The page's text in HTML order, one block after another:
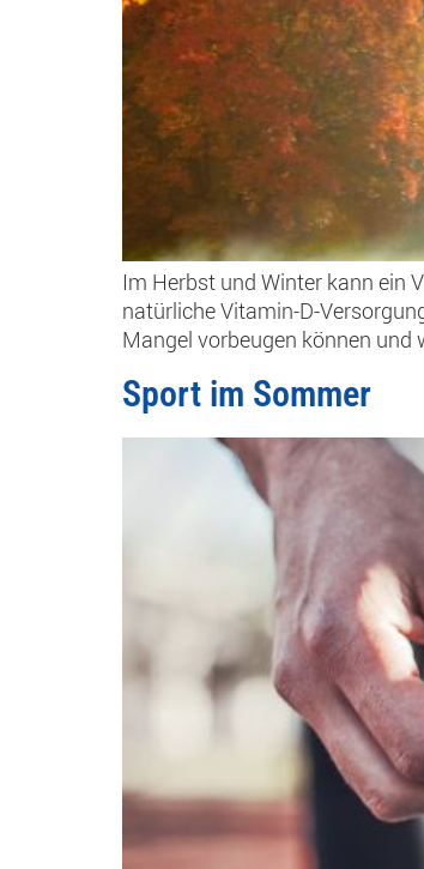
Im Herbst und Winter kann ein
natürliche Vitamin-D-
Mangel vorbeugen können
Sport im Sommer